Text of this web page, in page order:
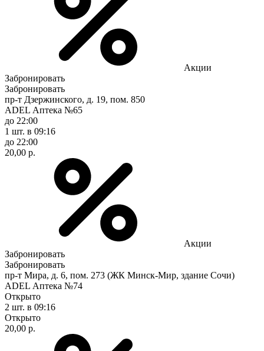
Акции
Забронировать
Забронировать
пр-т Дзержинского, д. 19, пом. 850
ADEL Аптека №65
до 22:00
1 шт. в 09:16
до 22:00
20,00 р.
Акции
Забронировать
Забронировать
пр-т Мира, д. 6, пом. 273 (ЖК Минск-Мир, здание Сочи)
ADEL Аптека №74
Открыто
2 шт. в 09:16
Открыто
20,00 р.